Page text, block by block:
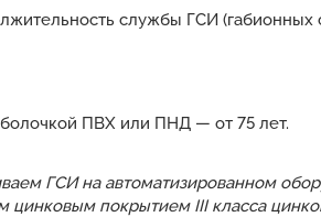
службы ГСИ (габионных
ПВХ или ПНД — от 75 лет.
ГСИ на автоматизированном
цинковым покрытием III класса